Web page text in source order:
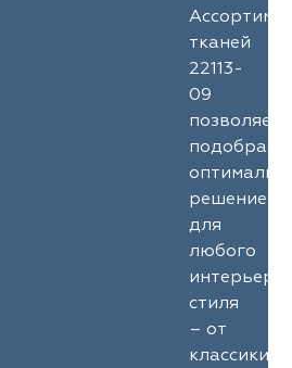
тканей
22113-
09
позволяет
подобрать
решение
для
любого
стиля
– от
классики